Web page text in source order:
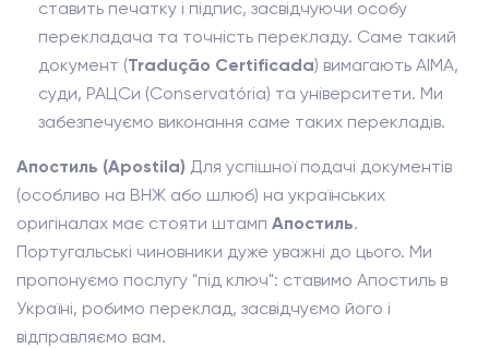
ставить печатку і підпис, засвідчуючи особу
перекладача та точність перекладу. Саме такий
документ (Tradução Certificada) вимагають AIMA,
суди, РАЦСи (Conservatória) та університети. Ми
забезпечуємо виконання саме таких перекладів.
Апостиль (Apostila) Для успішної подачі документів
(особливо на ВНЖ або шлюб) на українських
оригіналах має стояти штамп Апостиль.
Португальські чиновники дуже уважні до цього. Ми
пропонуємо послугу "під ключ": ставимо Апостиль в
Україні, робимо переклад, засвідчуємо його і
відправляємо вам.